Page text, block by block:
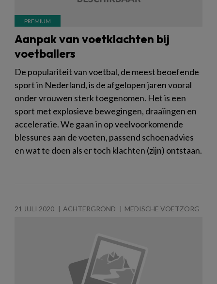
Aanpak van voetklachten bij
voetballers
De populariteit van voetbal, de meest beoefende
sport in Nederland, is de afgelopen jaren vooral
onder vrouwen sterk toegenomen. Het is een
sport met explosieve bewegingen, draaiingen en
acceleratie. We gaan in op veelvoorkomende
blessures aan de voeten, passend schoenadvies
en wat te doen als er toch klachten (zijn) ontstaan.
21 JULI 2020 ACHTERGROND MEDISCHE VOETZORG